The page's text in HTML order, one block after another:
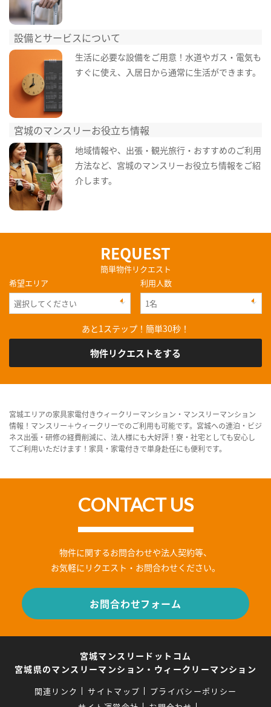
設備とサービスについて
生活に必要な設備をご用意！水道やガス・電気も
すぐに使え、入居日から通常に生活ができます。
宮城のマンスリーお役立ち情報
地域情報や、出張・観光旅行・おすすめのご利用
方法など、宮城のマンスリーお役立ち情報をご紹
介します。
REQUEST
簡単物件リクエスト
希望エリア
利用人数
あと1ステップ！簡単30秒！
物件リクエストをする
宮城エリアの家具家電付きウィークリーマンション・マンスリーマンション
情報！マンスリー＋ウィークリーでのご利用も可能です。宮城への連泊・ビジ
ネス出張・研修の経費削減に、法人様にも大好評！寮・社宅としても安心し
てご利用いただけます！家具・家電付きで単身赴任にも便利です。
CONTACT US
物件に関するお問合わせや法人契約等、
お気軽にリクエスト・お問合わせください。
お問合わせフォーム
宮城マンスリードットコム
宮城県のマンスリーマンション・ウィークリーマンション
関連リンク サイトマップ
プライバシーポリシー